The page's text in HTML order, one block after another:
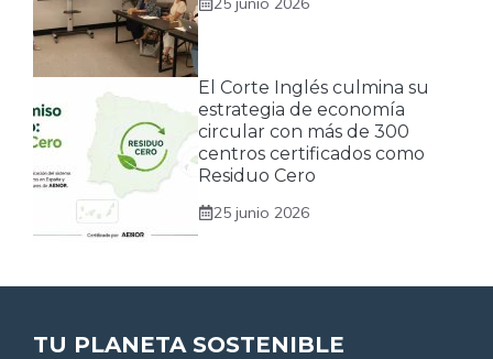
El Corte Inglés culmina su
estrategia de economía
circular con más de 300
centros certificados como
Residuo Cero
25 junio 2026
TU PLANETA SOSTENIBLE